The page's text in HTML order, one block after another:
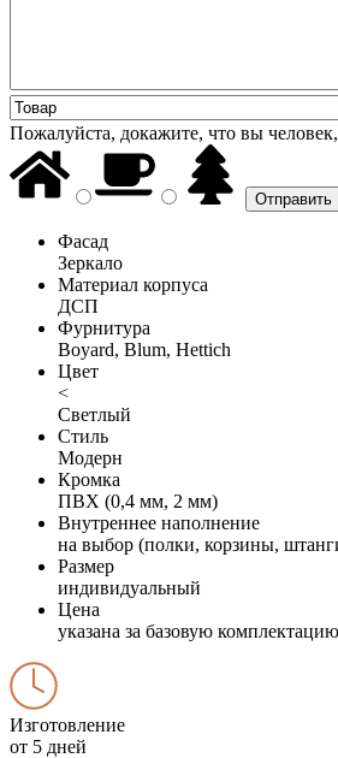
Пожалуйста, докажите, что вы
Фасад
Зеркало
Материал корпуса
ДСП
Фурнитура
Boyard, Blum, Hettich
Цвет
<
Светлый
Стиль
Модерн
Кромка
ПВХ (0,4 мм, 2 мм)
Внутреннее наполнение
на выбор (полки, корзины,
Размер
индивидуальный
Цена
указана за базовую комплектацию
Изготовление
от 5 дней